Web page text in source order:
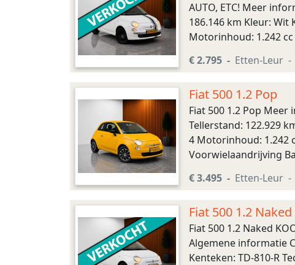
AUTO, ETC! Meer
186.146 km Kleur: Wit
Motorinhoud: 1.242
€ 2.795 Etten-Leur
Fiat 500 1.2 Pop
Fiat 500 1.2 Pop
Tellerstand: 122.929
4 Motorinhoud: 1.242
Voorwielaandrijving
€ 3.495 Etten-Leur
Fiat 500 1.2 Naked
Fiat 500 1.2 Naked
Algemene informatie
Kenteken: TD-810-R